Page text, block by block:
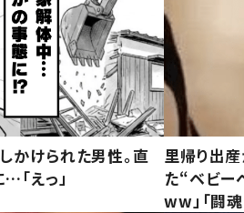
けられた男性。直
「えっ」
里帰り出
た“ベビー
ww」「闘